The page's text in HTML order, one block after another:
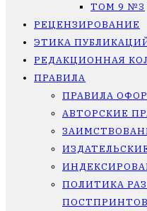
ТОМ 9 №3
РЕЦЕНЗИРОВАНИЕ
ЭТИКА
РЕДАКЦИОННАЯ
ПРАВИЛА
ПРАВИЛА
АВТОРСКИЕ
ПОЛИТИКА
ПОСТПРИНТОВ